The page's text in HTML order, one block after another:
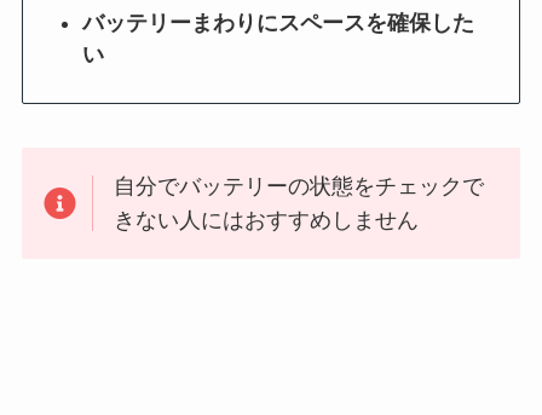
バッテリーまわりにスペースを確保した
い
自分でバッテリーの状態をチェックで
きない人にはおすすめしません